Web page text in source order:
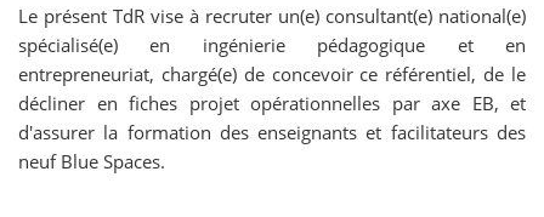
Le présent TdR vise à recruter un(e) consultant(e) national(e)
spécialisé(e) en ingénierie pédagogique et en
entrepreneuriat, chargé(e) de concevoir ce référentiel, de le
décliner en fiches projet opérationnelles par axe EB, et
d'assurer la formation des enseignants et facilitateurs des
neuf Blue Spaces.